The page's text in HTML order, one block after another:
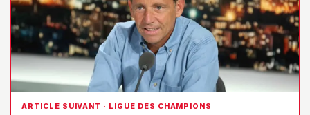
ARTICLE SUIVANT · LIGUE DES CHAMPIONS